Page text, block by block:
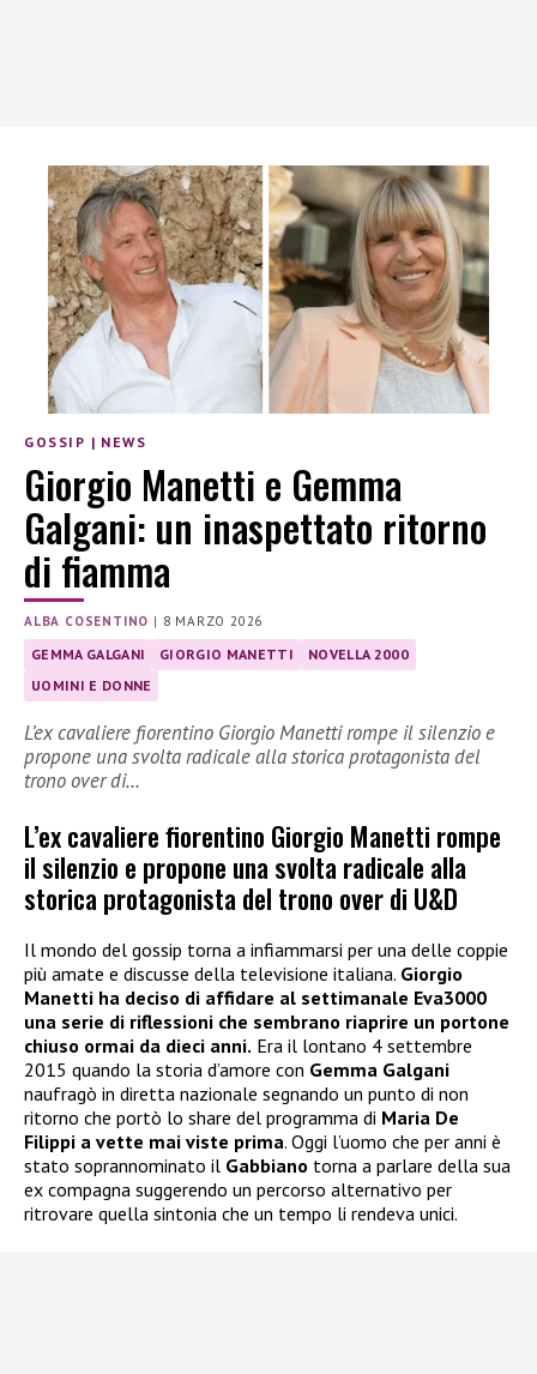
GOSSIP | NEWS
Giorgio Manetti e Gemma
Galgani: un inaspettato ritorno
di fiamma
ALBA COSENTINO | 8 MARZO 2026
GEMMA GALGANI GIORGIO MANETTI
NOVELLA 2000
UOMINI E DONNE
L’ex cavaliere fiorentino Giorgio Manetti rompe il silenzio e
propone una svolta radicale alla storica protagonista del
trono over di…
L’ex cavaliere fiorentino Giorgio Manetti rompe
il silenzio e propone una svolta radicale alla
storica protagonista del trono over di U&D
Il mondo del gossip torna a infiammarsi per una delle coppie
più amate e discusse della televisione italiana. Giorgio
Manetti ha deciso di affidare al settimanale Eva3000
una serie di riflessioni che sembrano riaprire un portone
chiuso ormai da dieci anni. Era il lontano 4 settembre
2015 quando la storia d’amore con Gemma Galgani
naufragò in diretta nazionale segnando un punto di non
ritorno che portò lo share del programma di Maria De
Filippi a vette mai viste prima. Oggi l’uomo che per anni è
stato soprannominato il Gabbiano torna a parlare della sua
ex compagna suggerendo un percorso alternativo per
ritrovare quella sintonia che un tempo li rendeva unici.